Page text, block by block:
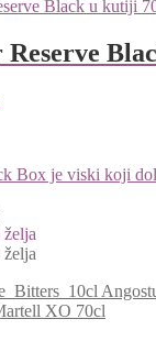
Reserve
Box je viski koji
XO 70cl